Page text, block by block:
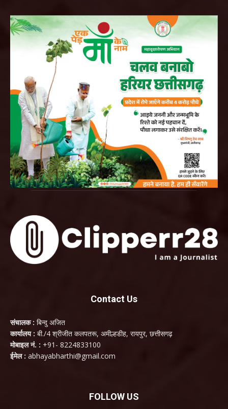
Contact Us
संचालक : बिन्दु अजित
कार्यालय : बी./4 श्रीजीत कलपतरू, अमील्हडीह, रायपुर, छत्तीसगढ़
मोबाइल नं. : +91- 8224833100
ईमेल : abhayabharthi@gmail.com
FOLLOW US